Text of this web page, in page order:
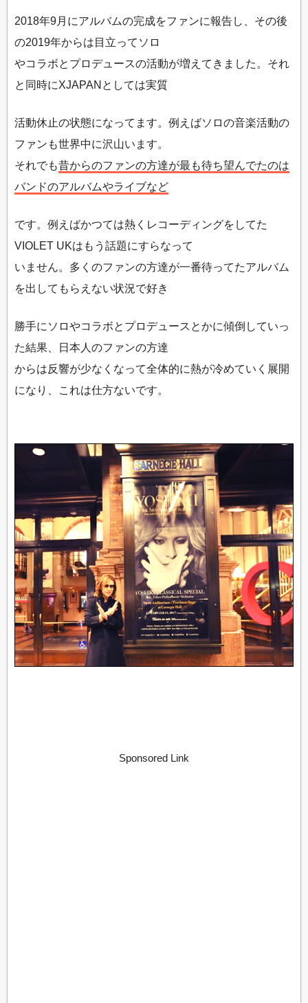
2018年9月にアルバムの完成をファンに報告し、その後
の2019年からは目立ってソロ
やコラボとプロデュースの活動が増えてきました。それ
と同時にXJAPANとしては実質
活動休止の状態になってます。例えばソロの音楽活動の
ファンも世界中に沢山います。
それでも昔からのファンの方達が最も待ち望んでたのは
バンドのアルバムやライブなど
です。例えばかつては熱くレコーディングをしてた
VIOLET UKはもう話題にすらなって
いません。多くのファンの方達が一番待ってたアルバム
を出してもらえない状況で好き
勝手にソロやコラボとプロデュースとかに傾倒していっ
た結果、日本人のファンの方達
からは反響が少なくなって全体的に熱が冷めていく展開
になり、これは仕方ないです。
Sponsored Link